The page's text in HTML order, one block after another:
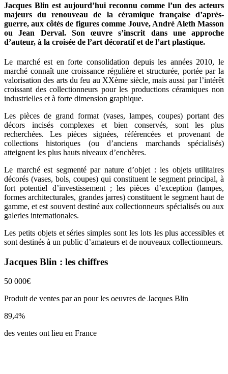
Jacques Blin est aujourd’hui reconnu comme l’un des acteurs
majeurs du renouveau de la céramique française d’après-
guerre, aux côtés de figures comme Jouve, André Aleth Masson
ou Jean Derval. Son œuvre s’inscrit dans une approche
d’auteur, à la croisée de l’art décoratif et de l’art plastique.
Le marché est en forte consolidation depuis les années 2010, le
marché connaît une croissance régulière et structurée, portée par la
valorisation des arts du feu au XXème siècle, mais aussi par l’intérêt
croissant des collectionneurs pour les productions céramiques non
industrielles et à forte dimension graphique.
Les pièces de grand format (vases, lampes, coupes) portant des
décors incisés complexes et bien conservés, sont les plus
recherchées. Les pièces signées, référencées et provenant de
collections historiques (ou d’anciens marchands spécialisés)
atteignent les plus hauts niveaux d’enchères.
Le marché est segmenté par nature d’objet : les objets utilitaires
décorés (vases, bols, coupes) qui constituent le segment principal, à
fort potentiel d’investissement ; les pièces d’exception (lampes,
formes architecturales, grandes jarres) constituent le segment haut de
gamme, et est souvent destiné aux collectionneurs spécialisés ou aux
galeries internationales.
Les petits objets et séries simples sont les lots les plus accessibles et
sont destinés à un public d’amateurs et de nouveaux collectionneurs.
Jacques Blin : les chiffres
50 000€
Produit de ventes par an pour les oeuvres de Jacques Blin
89,4%
des ventes ont lieu en France